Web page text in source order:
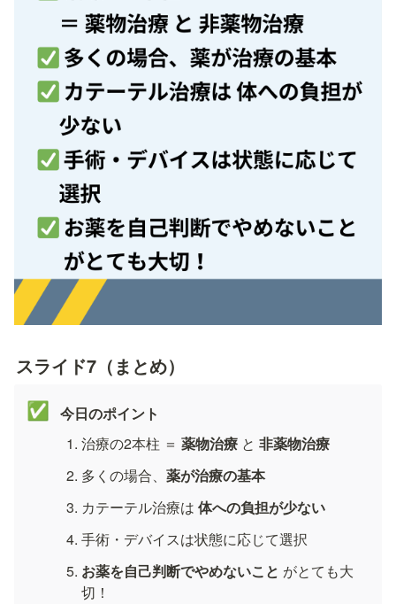
スライド7（まとめ）
✅
今日のポイント
治療の2本柱 ＝ 薬物治療 と 非薬物治療
多くの場合、 薬が治療の基本
カテーテル治療は 体への負担が少ない
手術・デバイスは状態に応じて選択
お薬を自己判断でやめないこと がとても大
切！